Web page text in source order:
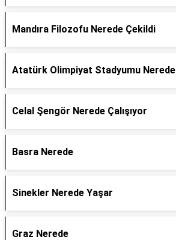
Mandıra Filozofu Nerede Çekildi
Atatürk Olimpiyat Stadyumu Nerede
Celal Şengör Nerede Çalışıyor
Basra Nerede
Sinekler Nerede Yaşar
Graz Nerede